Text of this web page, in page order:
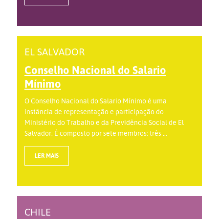
EL SALVADOR
Conselho Nacional do Salario
Mínimo
O Conselho Nacional do Salario Mínimo é uma
instância de representação e participação do
Ministério do Trabalho e da Previdência Social de El
Salvador. É composto por sete membros: três ...
LER MAIS
CHILE